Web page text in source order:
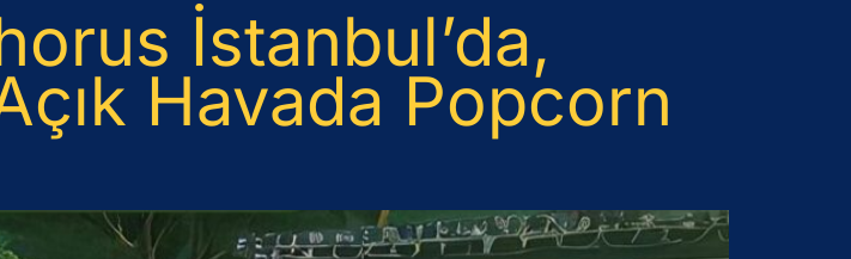
İstanbul’da,
Havada Popcorn